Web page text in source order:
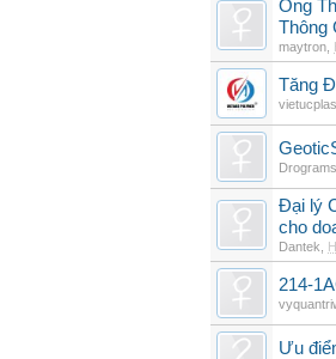
Ống
Thông
maytron
Tăng
Drograms
Đại lý
cho
Dantek
214-
Ưu